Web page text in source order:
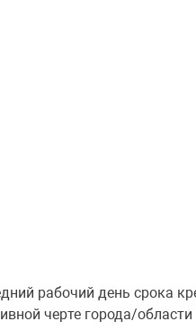
рабочий день срока
черте города/области